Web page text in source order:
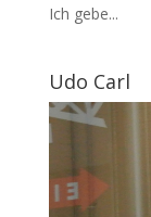
Ich gebe...
Udo Carl